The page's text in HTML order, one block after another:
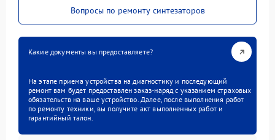
Вопросы по ремонту синтезаторов
Какие документы вы предоставляете?
На этапе приема устройства на диагностику и последующий
ремонт вам будет предоставлен заказ-наряд с указанием страховых
обязательств на ваше устройство. Далее, после выполнения работ
по ремонту техники, вы получите акт выполненных работ и
гарантийный талон.